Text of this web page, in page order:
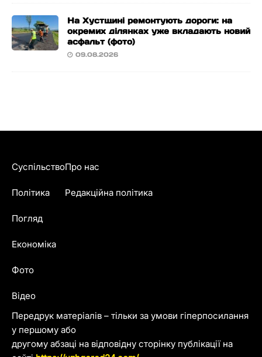
На Хустщині ремонтують дороги: на
окремих ділянках уже вкладають новий
асфальт (фото)
09.08.2026
Передрук матеріалів – тільки за умови гіперпосилання
у першому або
другому абзаці на відповідну сторінку публікації на
Суспільство
Політика
Погляд
Економіка
Фото
Відео
Про нас
Редакційна політика